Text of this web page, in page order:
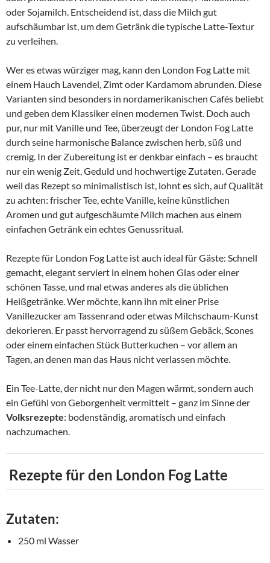
oder Sojamilch. Entscheidend ist, dass die Milch gut
aufschäumbar ist, um dem Getränk die typische Latte-Textur
zu verleihen.
Wer es etwas würziger mag, kann den London Fog Latte mit
einem Hauch Lavendel, Zimt oder Kardamom abrunden. Diese
Varianten sind besonders in nordamerikanischen Cafés beliebt
und geben dem Klassiker einen modernen Twist. Doch auch
pur, nur mit Vanille und Tee, überzeugt der London Fog Latte
durch seine harmonische Balance zwischen herb, süß und
cremig. In der Zubereitung ist er denkbar einfach – es braucht
nur ein wenig Zeit, Geduld und hochwertige Zutaten. Gerade
weil das Rezept so minimalistisch ist, lohnt es sich, auf Qualität
zu achten: frischer Tee, echte Vanille, keine künstlichen
Aromen und gut aufgeschäumte Milch machen aus einem
einfachen Getränk ein echtes Genussritual.
Rezepte für London Fog Latte ist auch ideal für Gäste: Schnell
gemacht, elegant serviert in einem hohen Glas oder einer
schönen Tasse, und mal etwas anderes als die üblichen
Heißgetränke. Wer möchte, kann ihn mit einer Prise
Vanillezucker am Tassenrand oder etwas Milchschaum-Kunst
dekorieren. Er passt hervorragend zu süßem Gebäck, Scones
oder einem einfachen Stück Butterkuchen – vor allem an
Tagen, an denen man das Haus nicht verlassen möchte.
Ein Tee-Latte, der nicht nur den Magen wärmt, sondern auch
ein Gefühl von Geborgenheit vermittelt – ganz im Sinne der
Volksrezepte: bodenständig, aromatisch und einfach
nachzumachen.
Rezepte für den London Fog Latte
Zutaten:
250 ml Wasser